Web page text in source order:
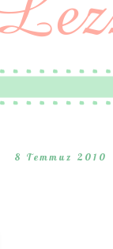
8 Temmuz 2010